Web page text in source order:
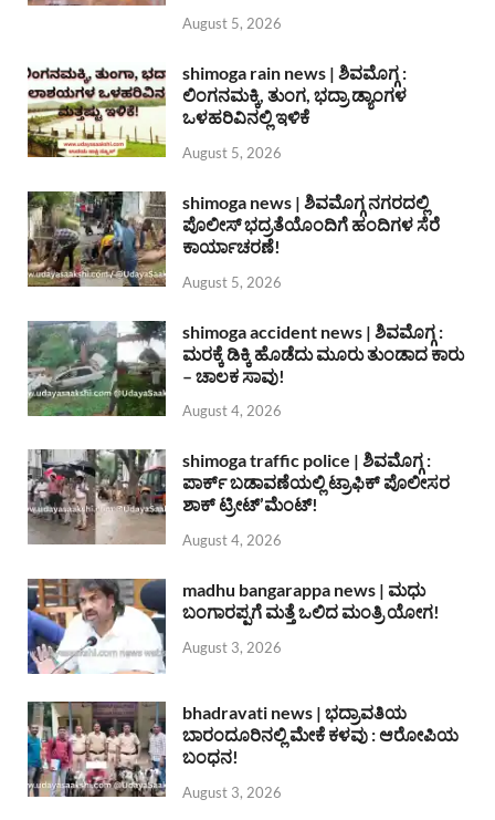
August 5, 2026
shimoga rain news | ಶಿವಮೊಗ್ಗ :
ಲಿಂಗನಮಕ್ಕಿ, ತುಂಗ, ಭದ್ರಾ ಡ್ಯಾಂಗಳ
ಒಳಹರಿವಿನಲ್ಲಿ ಇಳಿಕೆ
August 5, 2026
shimoga news | ಶಿವಮೊಗ್ಗ ನಗರದಲ್ಲಿ
ಪೊಲೀಸ್ ಭದ್ರತೆಯೊಂದಿಗೆ ಹಂದಿಗಳ ಸೆರೆ
ಕಾರ್ಯಾಚರಣೆ!
August 5, 2026
shimoga accident news | ಶಿವಮೊಗ್ಗ :
ಮರಕ್ಕೆ ಡಿಕ್ಕಿ ಹೊಡೆದು ಮೂರು ತುಂಡಾದ ಕಾರು
– ಚಾಲಕ ಸಾವು!
August 4, 2026
shimoga traffic police | ಶಿವಮೊಗ್ಗ :
ಪಾರ್ಕ್ ಬಡಾವಣೆಯಲ್ಲಿ ಟ್ರಾಫಿಕ್ ಪೊಲೀಸರ
ಶಾಕ್ ಟ್ರೀಟ್’ಮೆಂಟ್!
August 4, 2026
madhu bangarappa news | ಮಧು
ಬಂಗಾರಪ್ಪಗೆ ಮತ್ತೆ ಒಲಿದ ಮಂತ್ರಿ ಯೋಗ!
August 3, 2026
bhadravati news | ಭದ್ರಾವತಿಯ
ಬಾರಂದೂರಿನಲ್ಲಿ ಮೇಕೆ ಕಳವು : ಆರೋಪಿಯ
ಬಂಧನ!
August 3, 2026